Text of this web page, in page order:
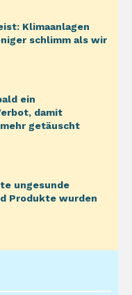
Klimaanlagen
schlimm als wir
ein
damit
getäuscht
ungesunde
Produkte wurden